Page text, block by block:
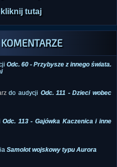
tutaj
Odc. 60 - Przybysze z innego świata.
do audycji Odc. 111 - Dzieci wobec
Odc. 113 - Gajówka Kaczenica i inne
Samolot wojskowy typu Aurora